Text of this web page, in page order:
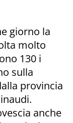
giorno la
molto
130 i
sulla
provincia
anche